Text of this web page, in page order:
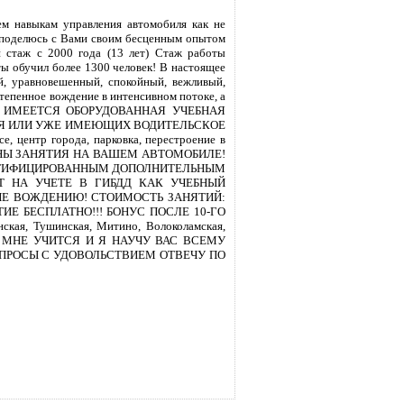
навыкам управления автомобиля как не
с Вами своим бесценным опытом
стаж с 2000 года (13 лет) Стаж работы
более 1300 человек! В настоящее
уравновешенный, спокойный, вежливый,
вождение в интенсивном потоке, а
ИМЕЕТСЯ ОБОРУДОВАННАЯ УЧЕБНАЯ
ИЛИ УЖЕ ИМЕЮЩИХ ВОДИТЕЛЬСКОЕ
города, парковка, перестроение в
ЗАНЯТИЯ НА ВАШЕМ АВТОМОБИЛЕ!
ДОПОЛНИТЕЛЬНЫМ
НА УЧЕТЕ В ГИБДД КАК УЧЕБНЫЙ
ВОЖДЕНИЮ! СТОИМОСТЬ ЗАНЯТИЙ:
БЕСПЛАТНО!!! БОНУС ПОСЛЕ 10-ГО
Тушинская, Митино, Волоколамская,
КО МНЕ УЧИТСЯ И Я НАУЧУ ВАС ВСЕМУ
С УДОВОЛЬСТВИЕМ ОТВЕЧУ ПО